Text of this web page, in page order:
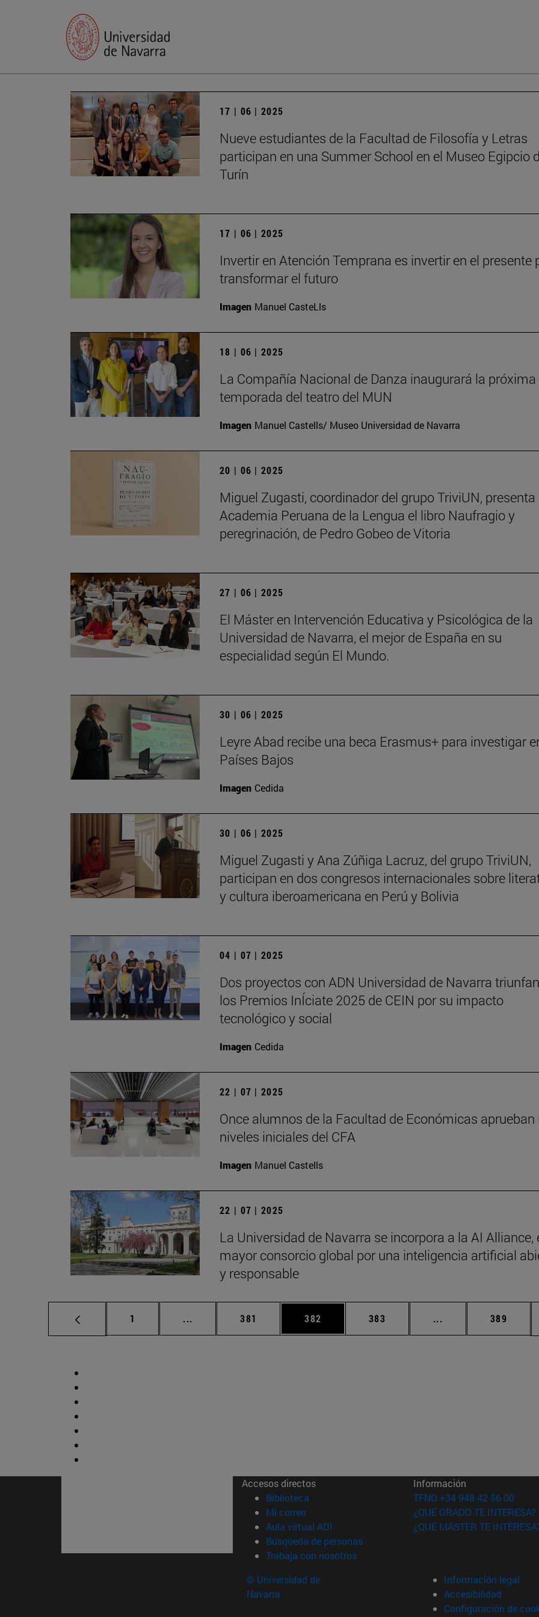
17 | 06 | 2025
Nueve estudiantes de la Facultad de Filosofía y Letras
participan en una Summer School en el Museo Egipcio
Turín
17 | 06 | 2025
Invertir en Atención Temprana es invertir en el presente
transformar el futuro
Imagen Manuel CasteLls
18 | 06 | 2025
La Compañía Nacional de Danza inaugurará la próxima
temporada del teatro del MUN
Imagen Manuel Castells/ Museo Universidad de Navarra
20 | 06 | 2025
Miguel Zugasti, coordinador del grupo TriviUN, presenta
Academia Peruana de la Lengua el libro Naufragio y
peregrinación, de Pedro Gobeo de Vitoria
27 | 06 | 2025
El Máster en Intervención Educativa y Psicológica de la
Universidad de Navarra, el mejor de España en su
especialidad según El Mundo.
30 | 06 | 2025
Leyre Abad recibe una beca Erasmus+ para investigar
Países Bajos
Imagen Cedida
30 | 06 | 2025
Miguel Zugasti y Ana Zúñiga Lacruz, del grupo TriviUN,
participan en dos congresos internacionales sobre
y cultura iberoamericana en Perú y Bolivia
04 | 07 | 2025
Dos proyectos con ADN Universidad de Navarra
los Premios InÍciate 2025 de CEIN por su impacto
tecnológico y social
Imagen Cedida
22 | 07 | 2025
Once alumnos de la Facultad de Económicas aprueban
niveles iniciales del CFA
Imagen Manuel Castells
22 | 07 | 2025
La Universidad de Navarra se incorpora a la AI Alliance,
mayor consorcio global por una inteligencia artificial
y responsable
Página
1 ... Páginas intermedias Use TAB para desplazarse.
Página
381 Página
382 Página
383 ... Páginas Página
389
Accesos directos
Biblioteca (abre en nueva ventana)
Mi correo(abre en nueva ventana)
Aula virtual ADI (abre en nueva ventana)
Búsqueda de personas(abre en nueva ventana)
Trabaja con nosotros(abre en nueva ventana)
Información
TFNO +34 948 42 56 00
¿QUÉ GRADO TE INTERESA?
¿QUÉ MÁSTER TE
© Universidad de
Navarra
Información legal
Accesibilidad
Configuración de